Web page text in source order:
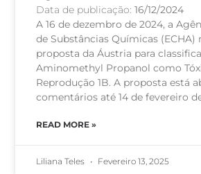
Data de publicação:16/12/2024
A 16 de dezembro de 2024, a
de Substâncias Químicas (ECHA)
proposta da Áustria para
Aminomethyl Propanol como
Reprodução 1B. A proposta está
comentários até 14 de fevereiro
READ MORE »
Liliana Teles Fevereiro 13, 2025